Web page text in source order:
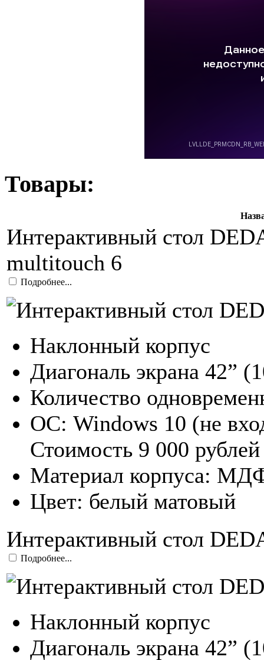
Товары:
Интерактивный стол
multitouch 6
Подробнее...
Наклонный корпус
Диагональ экрана 42”
Количество
ОС: Windows 10 (не
Стоимость 9 000 рублей
Материал корпуса:
Цвет: белый матовый
Интерактивный стол
Подробнее...
Наклонный корпус
Диагональ экрана 42”